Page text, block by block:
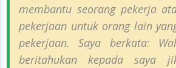
membantu seorang pekerja
pekerjaan untuk orang lain
pekerjaan. Saya berkata:
beritahukan kepada saya